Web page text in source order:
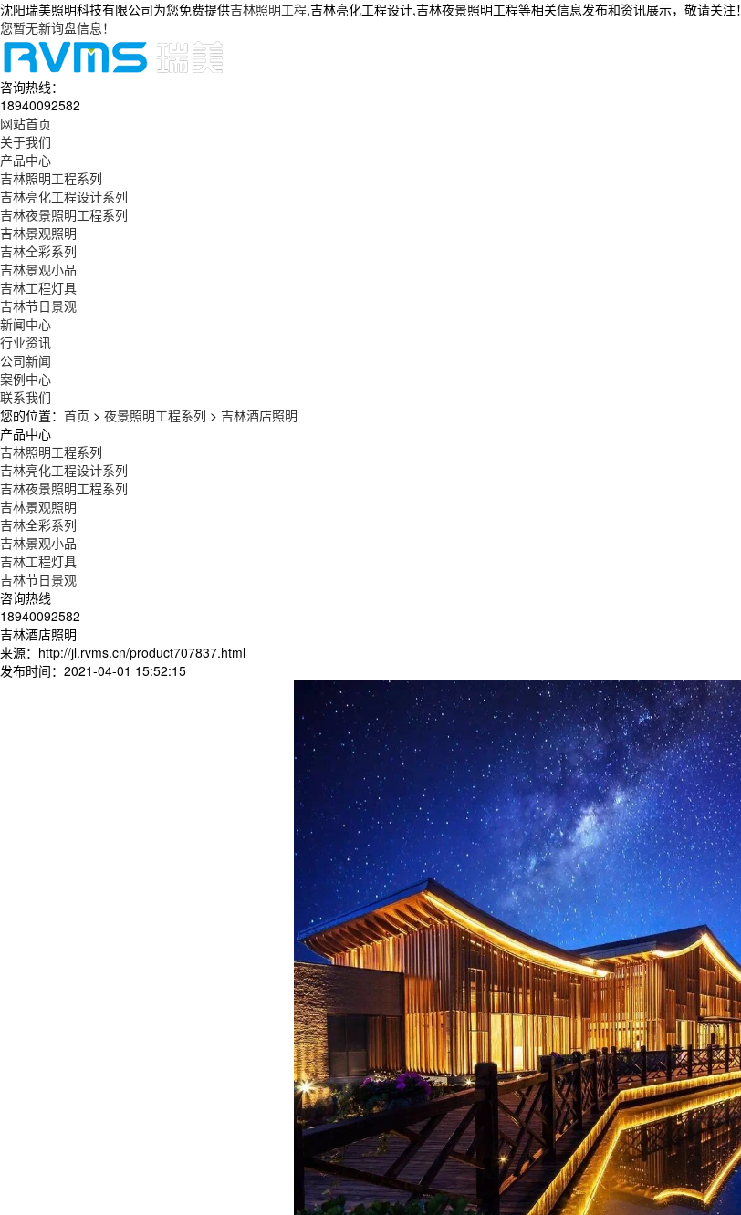
沈阳瑞美照明科技有限公司为您免费提供吉林照明工程,吉林亮化工程设计,吉林夜景照明工程等相关信息发布和资讯展示，敬请关注！
您暂无新询盘信息！
咨询热线：
18940092582
网站首页
关于我们
产品中心
吉林照明工程系列
吉林亮化工程设计系列
吉林夜景照明工程系列
吉林景观照明
吉林全彩系列
吉林景观小品
吉林工程灯具
吉林节日景观
新闻中心
行业资讯
公司新闻
案例中心
联系我们
您的位置： 首页 > 夜景照明工程系列 > 吉林酒店照明
产品中心
吉林照明工程系列
吉林亮化工程设计系列
吉林夜景照明工程系列
吉林景观照明
吉林全彩系列
吉林景观小品
吉林工程灯具
吉林节日景观
咨询热线
18940092582
吉林酒店照明
来源：http://jl.rvms.cn/product707837.html
发布时间：2021-04-01 15:52:15